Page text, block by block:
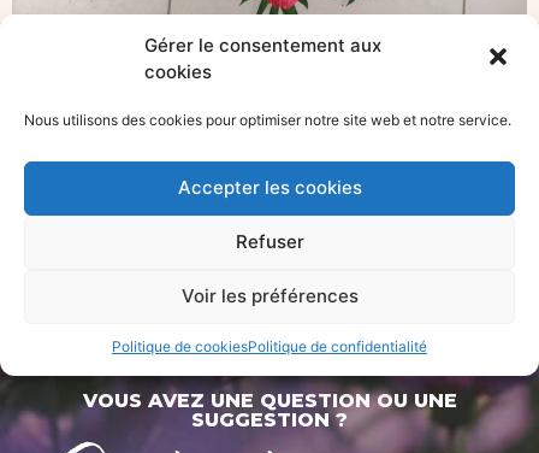
Gérer le consentement aux
cookies
Nous utilisons des cookies pour optimiser notre site web et notre service.
Accepter les cookies
Refuser
Voir les préférences
Politique de cookiesPolitique de confidentialité
VOUS AVEZ UNE QUESTION OU UNE
SUGGESTION ?